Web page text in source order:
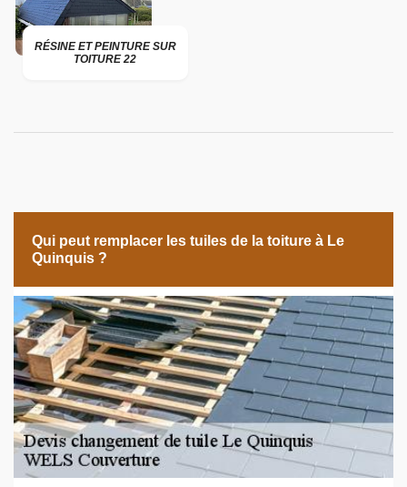
RÉSINE ET PEINTURE SUR
TOITURE 22
Qui peut remplacer les tuiles de la toiture à Le
Quinquis ?